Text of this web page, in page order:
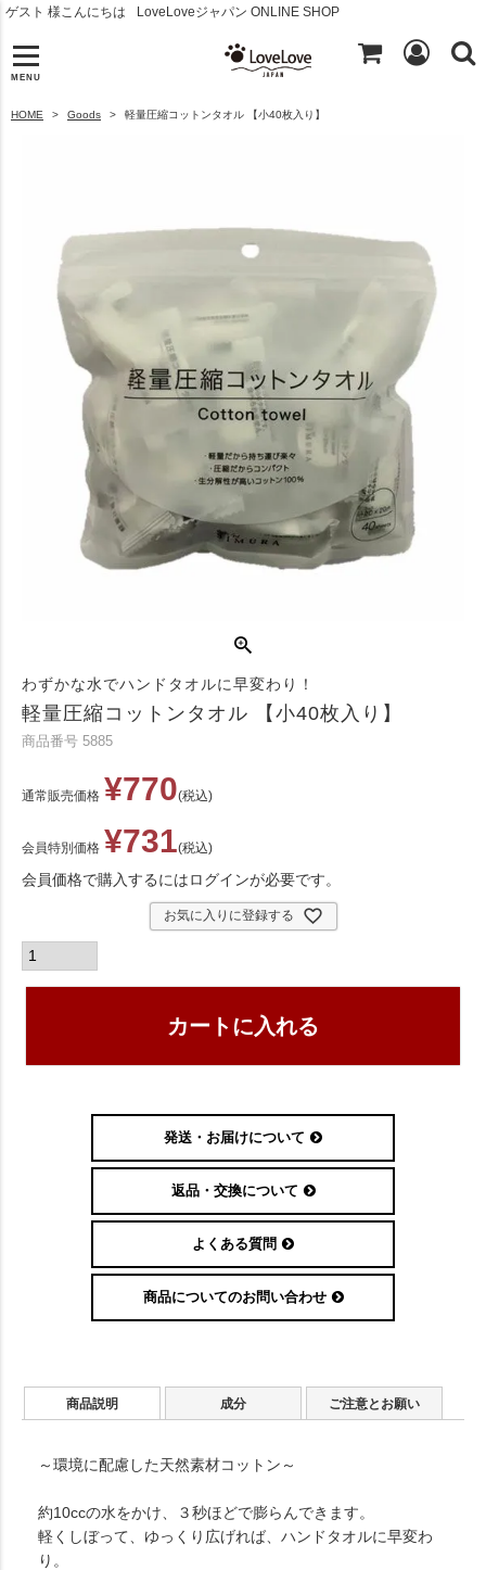
LoveLoveジャパン ONLINE SHOP
ゲスト 様こんにちは
MENU
HOME Goods 軽量圧縮コットンタオル 【小40枚入り】
わずかな水でハンドタオルに早変わり！
軽量圧縮コットンタオル 【小40枚入り】
商品番号 5885
通常販売価格 ¥770 税込
会員特別価格 ¥731 税込
会員価格で購入するにはログインが必要です。
お気に入りに登録する
カートに入れる
発送・お届けについて
返品・交換について
よくある質問
商品についてのお問い合わせ
商品説明 成分 ご注意とお願い
～環境に配慮した天然素材コットン～
約10ccの水をかけ、３秒ほどで膨らんできます。
軽くしぼって、ゆっくり広げれば、ハンドタオルに早変わ
り。